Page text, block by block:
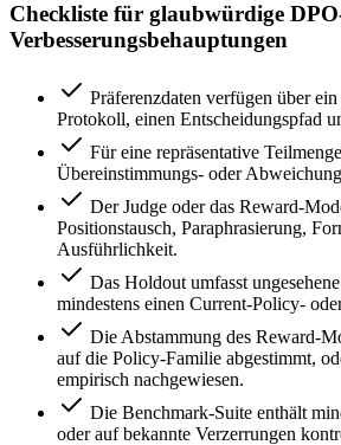
Checkliste für glaubwürdige
Verbesserungsbehauptungen
Präferenzdaten verfügen über
Protokoll, einen Entscheidungspfad
Für eine repräsentative
Übereinstimmungs- oder
Der Judge oder das Reward-
Positionstausch, Paraphrasierung,
Ausführlichkeit.
Das Holdout umfasst
mindestens einen Current-Policy-
Die Abstammung des Reward-
auf die Policy-Familie abgestimmt,
empirisch nachgewiesen.
Die Benchmark-Suite enthält
oder auf bekannte Verzerrungen